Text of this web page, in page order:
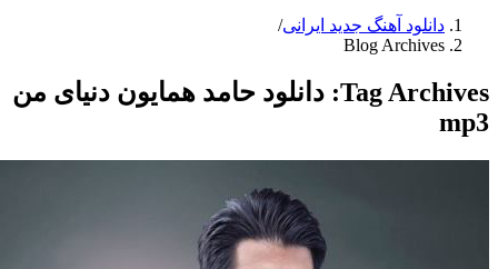
آهنگ جدید ایرانی/
Blog
Tag دانلود حامد همایون دنیای من